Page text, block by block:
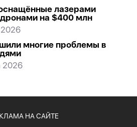
лазерами
на $400 млн
2026
многие проблемы в
2026
НА САЙТЕ